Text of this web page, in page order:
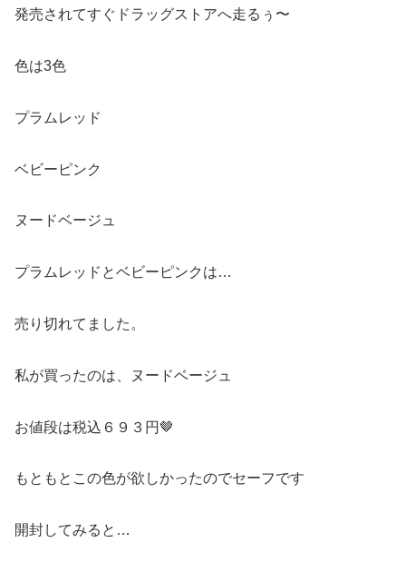
発売されてすぐドラッグストアへ走るぅ〜
色は3色
プラムレッド
ベビーピンク
ヌードベージュ
プラムレッドとベビーピンクは…
売り切れてました。
私が買ったのは、ヌードベージュ
お値段は税込６９３円🤎
もともとこの色が欲しかったのでセーフです
開封してみると…